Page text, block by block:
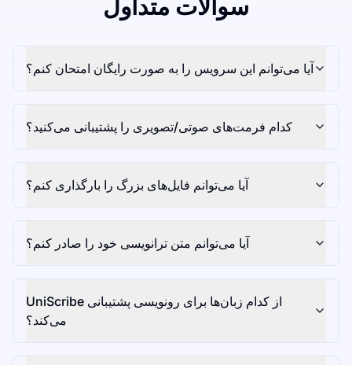
سوالات متداول
آیا می‌توانم این سرویس را به صورت رایگان امتحان کنم؟
کدام فرمت‌های صوتی/تصویری را پشتیبانی می‌کنید؟
آیا می‌توانم فایل‌های بزرگ را بارگذاری کنم؟
آیا می‌توانم متن ترانویسی خود را صادر کنم؟
UniScribe از کدام زبان‌ها برای رونویسی پشتیبانی
می‌کند؟